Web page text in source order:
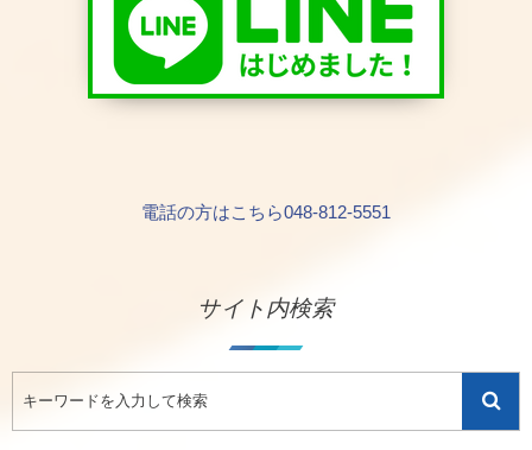
電話の方はこちら048-812-5551
サイト内検索